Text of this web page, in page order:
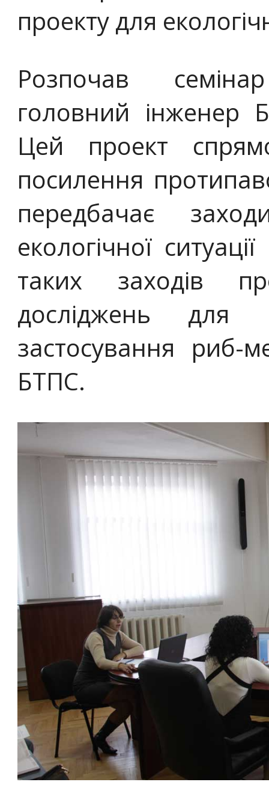
проекту для
Розпочав
головний інженер
Цей проект
посилення
передбачає
екологічної
таких заходів
досліджень для
застосування риб-
БТПС.